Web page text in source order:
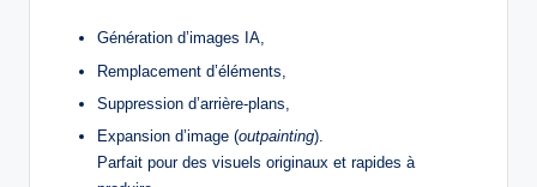
Génération d’images IA,
Remplacement d’éléments,
Suppression d’arrière‑plans,
Expansion d’image (outpainting).
Parfait pour des visuels originaux et rapides à